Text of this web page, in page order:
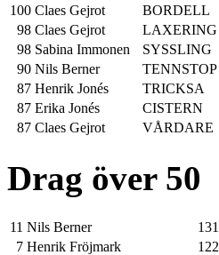
100 Claes Gejrot
BORDELL
98 Claes Gejrot
LAXERING
98 Sabina Immonen
SYSSLING
90 Nils Berner
TENNSTOP
87 Henrik Jonés
TRICKSA
87 Erika Jonés
CISTERN
87 Claes Gejrot VÅRDARE
Drag över 50
11 Nils Berner
131
7 Henrik Fröjmark
122